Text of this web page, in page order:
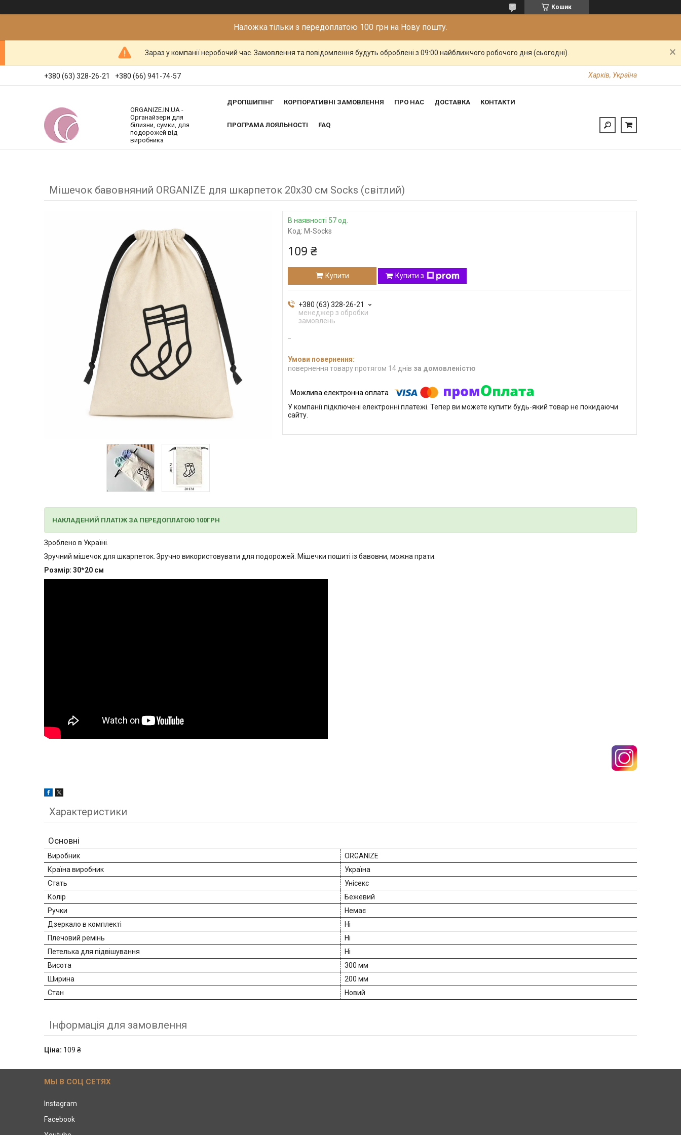
Кошик
Наложка тільки з передоплатою 100 грн на Нову пошту.
Зараз у компанії неробочий час. Замовлення та повідомлення будуть оброблені з 09:00 найближчого робочого дня (сьогодні).
+380 (63) 328-26-21 +380 (66) 941-74-57 Харків, Україна
ORGANIZE.IN.UA -
Органайзери для
білизни, сумки, для
подорожей від
виробника
ДРОПШИПІНГ КОРПОРАТИВНІ ЗАМОВЛЕННЯ ПРО НАС ДОСТАВКА КОНТАКТИ
ПРОГРАМА ЛОЯЛЬНОСТІ FAQ
Мішечок бавовняний ORGANIZE для шкарпеток 20х30 см Socks (світлий)
В наявності 57 од.
Код: M-Socks
109 ₴
Купити Купити з
+380 (63) 328-26-21
менеджер з обробки
замовлень
повернення товару протягом 14 днів за домовленістю
У компанії підключені електронні платежі. Тепер ви можете купити будь-який товар не покидаючи
сайту.
НАКЛАДЕНИЙ ПЛАТІЖ ЗА ПЕРЕДОПЛАТОЮ 100ГРН
Зроблено в Україні.
Зручний мішечок для шкарпеток. Зручно використовувати для подорожей. Мішечки пошиті із бавовни, можна прати.
Розмір: 30*20 см
Характеристики
Основні
Виробник
ORGANIZE
Країна виробник
Україна
Стать
Унісекс
Колір
Бежевий
Ручки
Немає
Дзеркало в комплекті
Ні
Плечовий ремінь
Ні
Петелька для підвішування
Ні
Висота
300 мм
Ширина
200 мм
Стан
Новий
Інформація для замовлення
Ціна: 109 ₴
МЫ В СОЦ СЕТЯХ
Instagram
Facebook